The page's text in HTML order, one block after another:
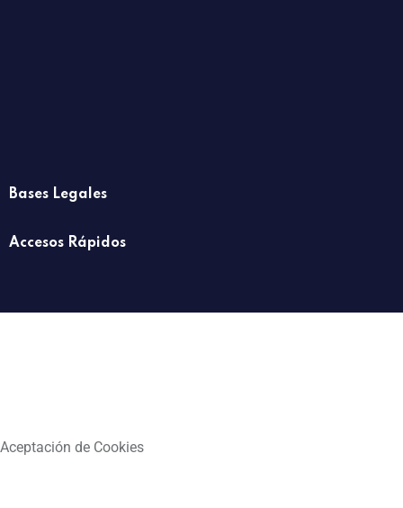
Bases Legales
Accesos Rápidos
Aceptación de Cookies